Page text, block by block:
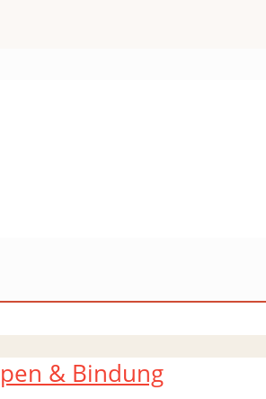
& Bindung